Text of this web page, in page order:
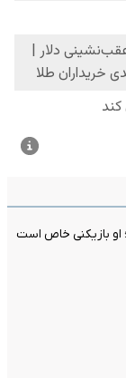
او بازیکنی خاص است